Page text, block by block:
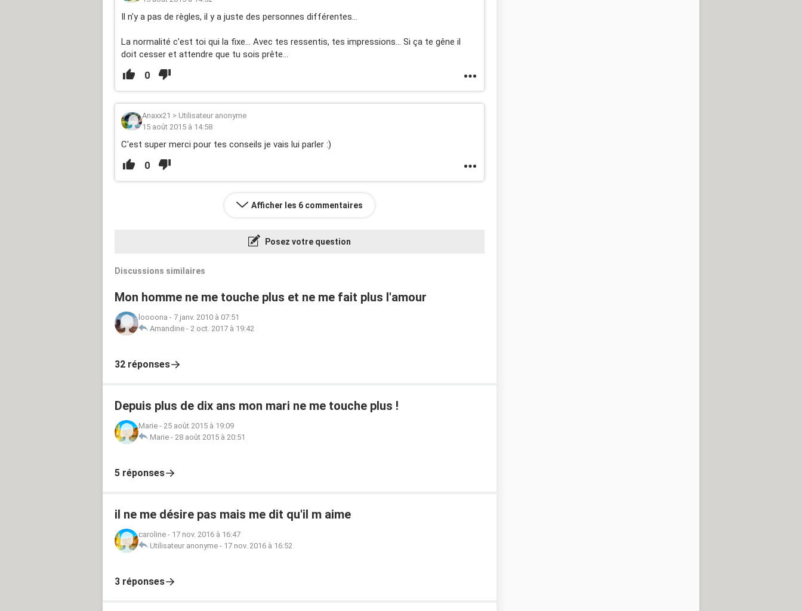
Il n'y a pas de règles, il y a juste des personnes différentes...
La normalité c'est toi qui la fixe... Avec tes ressentis, tes impressions... Si ça te gêne il
doit cesser et attendre que tu sois prête...
0
Anaxx21 > Utilisateur anonyme
15 août 2015 à 14:58
C'est super merci pour tes conseils je vais lui parler :)
0
Afficher les 6 commentaires
Posez votre question
Discussions similaires
Mon homme ne me touche plus et ne me fait plus l'amour
loooona - 7 janv. 2010 à 07:51
Amandine - 2 oct. 2017 à 19:42
32 réponses
Depuis plus de dix ans mon mari ne me touche plus !
Marie - 25 août 2015 à 19:09
Marie - 28 août 2015 à 20:51
5 réponses
il ne me désire pas mais me dit qu'il m aime
caroline - 17 nov. 2016 à 16:47
Utilisateur anonyme - 17 nov. 2016 à 16:52
3 réponses